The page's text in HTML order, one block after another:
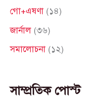
:গো+এষণা (১৪)
জার্নাল (৩৬)
সমালোচনা (১২)
সাম্প্রতিক পোস্ট